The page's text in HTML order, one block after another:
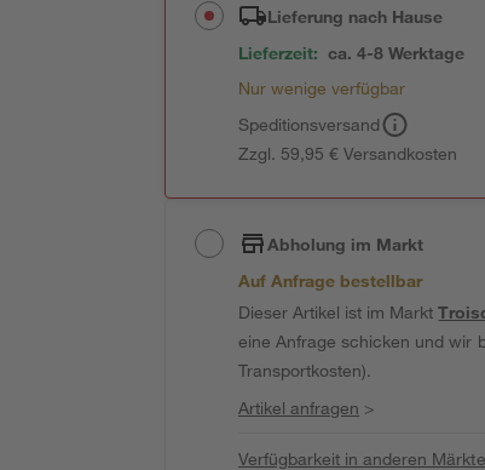
Lieferung nach Hause
Lieferzeit: ca. 4-8 Werktage
Nur wenige verfügbar
Speditionsversand
Zzgl. 59,95 € Versandkosten
Abholung im Markt
Auf Anfrage bestellbar
Dieser Artikel ist im Markt
eine Anfrage schicken und wir
Transportkosten).
Artikel anfragen >
Verfügbarkeit in anderen